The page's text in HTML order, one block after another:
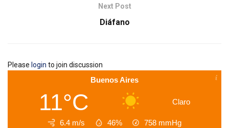
Next Post
Diáfano
Please login to join discussion
Buenos Aires
11°C Claro
6.4 m/s 46% 758 mmHg